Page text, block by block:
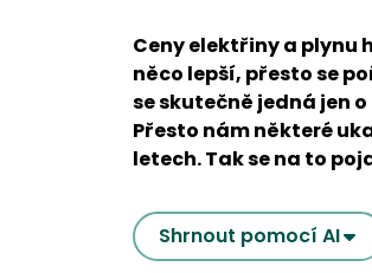
Ceny elektřiny a plynu
něco lepší, přesto se
se skutečně jedná jen
Přesto nám některé
letech. Tak se na to
Shrnout pomocí AI